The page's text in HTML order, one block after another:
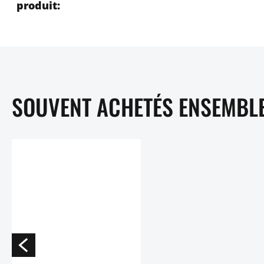
produit:
SOUVENT ACHETÉS